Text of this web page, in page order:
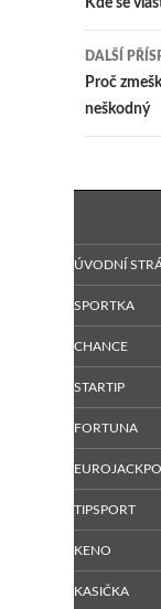
Kde se
DALŠÍ
Proč
neškodný
ÚVODNÍ
SPORTKA
CHANCE
STARTIP
FORTUNA
TIPSPORT
KENO
KASIČKA